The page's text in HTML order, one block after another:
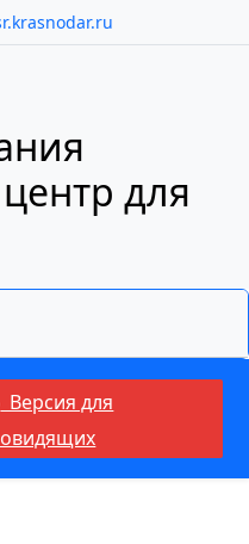
для
Версия для